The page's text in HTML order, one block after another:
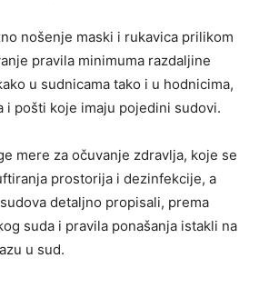
nošenje maski i rukavica prilikom
pravila minimuma razdaljine
u sudnicama tako i u hodnicima,
i pošti koje imaju pojedini sudovi.
mere za očuvanje zdravlja, koje se
prostorija i dezinfekcije, a
detaljno propisali, prema
suda i pravila ponašanja istakli na
u sud.